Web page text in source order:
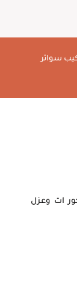
الدمام ت: 0537128631 تركيب سواتر
ات وعزل